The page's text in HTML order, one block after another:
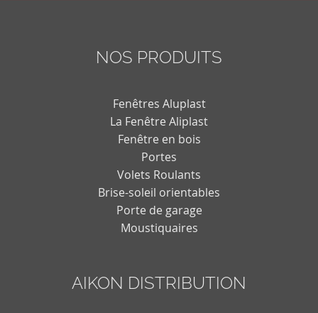
NOS PRODUITS
Fenêtres Aluplast
La Fenêtre Aliplast
Fenêtre en bois
Portes
Volets Roulants
Brise-soleil orientables
Porte de garage
Moustiquaires
AIKON DISTRIBUTION